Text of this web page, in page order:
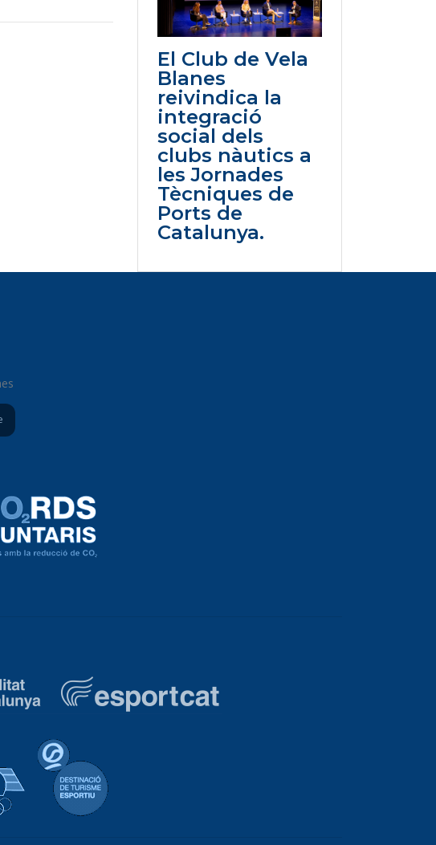
El Club de Vela
Blanes
reivindica la
integració
social dels
clubs nàutics a
les Jornades
Tècniques de
Ports de
Catalunya.
Catalana
Real Federación Española de Vela